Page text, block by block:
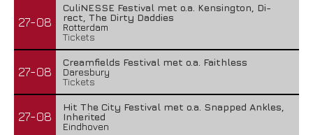
27-08
CuliNESSE Festival met o.a. Kensington, Di-
rect, The Dirty Daddies
Rotterdam
Tickets
27-08
Creamfields Festival met o.a. Faithless
Daresbury
Tickets
27-08
Hit The City Festival met o.a. Snapped Ankles,
Inherited
Eindhoven